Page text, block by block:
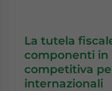
La tutela
componenti in
competitiva
internazionali